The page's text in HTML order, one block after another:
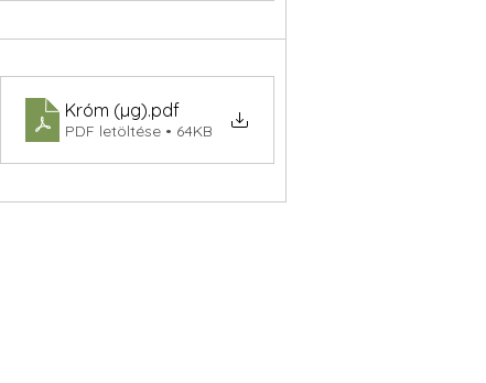
Króm (µg).pdf
PDF letöltése • 64KB